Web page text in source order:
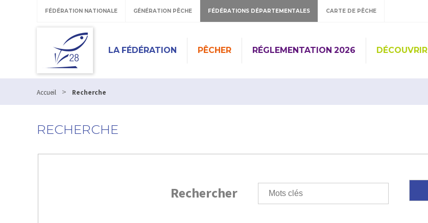
FÉDÉRATION NATIONALE GÉNÉRATION PÊCHE FÉDÉRATIONS DÉPARTEMENTALES CARTE DE PÊCHE
LA FÉDÉRATION PÊCHER RÉGLEMENTATION 2026 DÉCOUVRIR
Accueil > Recherche
RECHERCHE
Rechercher